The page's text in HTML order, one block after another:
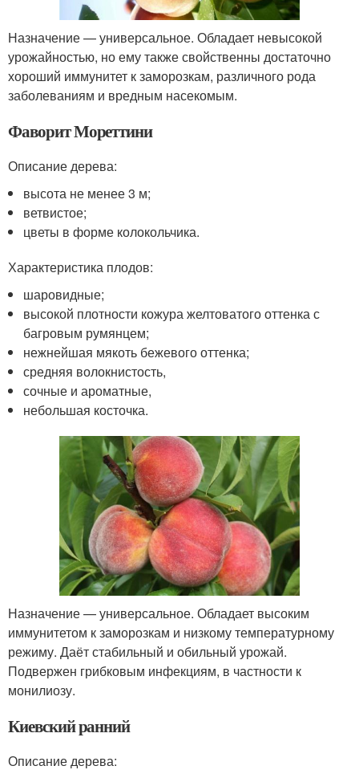
Назначение — универсальное. Обладает невысокой
урожайностью, но ему также свойственны достаточно
хороший иммунитет к заморозкам, различного рода
заболеваниям и вредным насекомым.
Фаворит Мореттини
Описание дерева:
высота не менее 3 м;
ветвистое;
цветы в форме колокольчика.
Характеристика плодов:
шаровидные;
высокой плотности кожура желтоватого оттенка с
багровым румянцем;
нежнейшая мякоть бежевого оттенка;
средняя волокнистость,
сочные и ароматные,
небольшая косточка.
Назначение — универсальное. Обладает высоким
иммунитетом к заморозкам и низкому температурному
режиму. Даёт стабильный и обильный урожай.
Подвержен грибковым инфекциям, в частности к
монилиозу.
Киевский ранний
Описание дерева: